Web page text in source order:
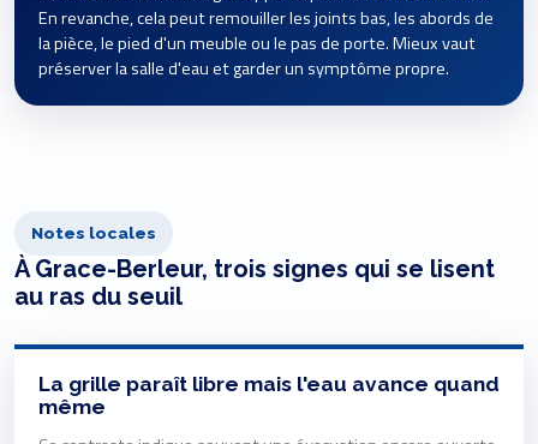
En revanche, cela peut remouiller les joints bas, les abords de
la pièce, le pied d'un meuble ou le pas de porte. Mieux vaut
préserver la salle d'eau et garder un symptôme propre.
Notes locales
À Grace-Berleur, trois signes qui se lisent
au ras du seuil
La grille paraît libre mais l'eau avance quand
même